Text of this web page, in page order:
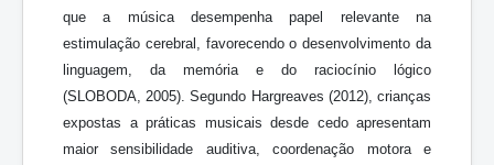
que a música desempenha papel relevante na
estimulação cerebral, favorecendo o desenvolvimento da
linguagem, da memória e do raciocínio lógico
(SLOBODA, 2005). Segundo Hargreaves (2012), crianças
expostas a práticas musicais desde cedo apresentam
maior sensibilidade auditiva, coordenação motora e